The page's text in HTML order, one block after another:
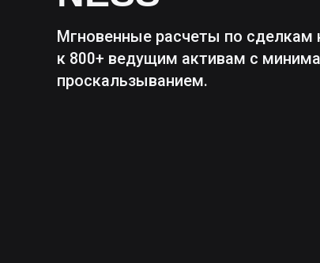
Мгновенные расчеты по
к 800+ ведущим активам с
проскальзыванием.